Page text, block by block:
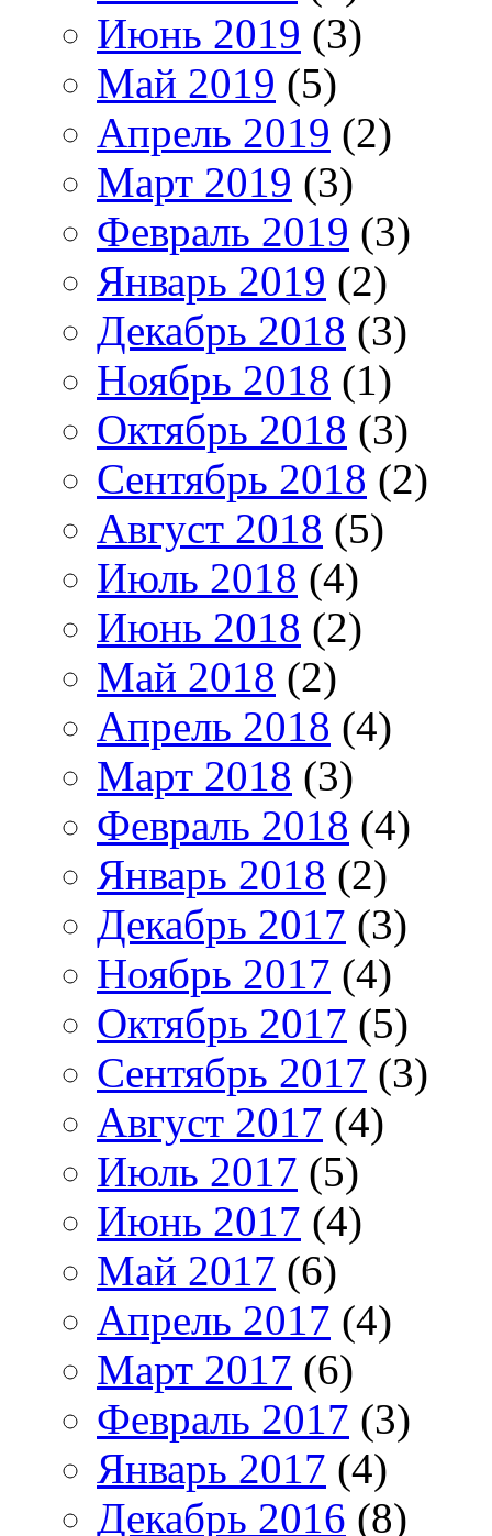
Июнь 2019 (3)
Май 2019 (5)
Апрель 2019 (2)
Март 2019 (3)
Февраль 2019 (3)
Январь 2019 (2)
Декабрь 2018 (3)
Ноябрь 2018 (1)
Октябрь 2018 (3)
Сентябрь 2018 (2)
Август 2018 (5)
Июль 2018 (4)
Июнь 2018 (2)
Май 2018 (2)
Апрель 2018 (4)
Март 2018 (3)
Февраль 2018 (4)
Январь 2018 (2)
Декабрь 2017 (3)
Ноябрь 2017 (4)
Октябрь 2017 (5)
Сентябрь 2017 (3)
Август 2017 (4)
Июль 2017 (5)
Июнь 2017 (4)
Май 2017 (6)
Апрель 2017 (4)
Март 2017 (6)
Февраль 2017 (3)
Январь 2017 (4)
Декабрь 2016 (8)